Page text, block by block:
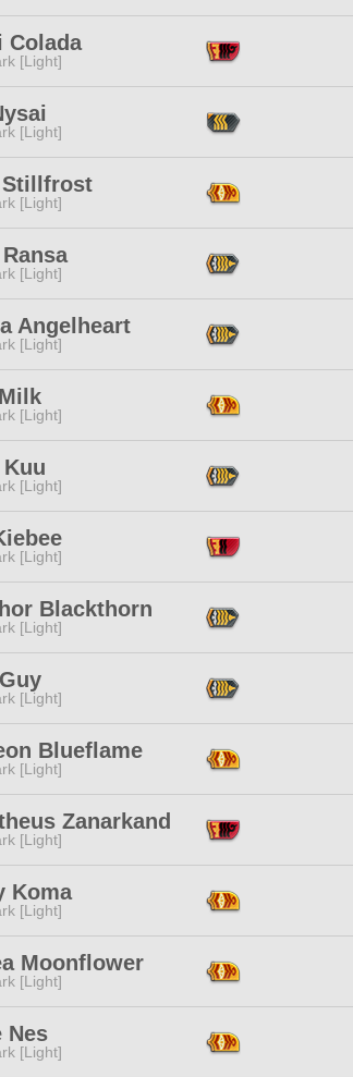
Colada
[Light]
[Light]
Stillfrost
[Light]
[Light]
Angelheart
[Light]
[Light]
[Light]
[Light]
Blackthorn
[Light]
[Light]
Blueflame
[Light]
Zanarkand
[Light]
Koma
[Light]
Moonflower
[Light]
Nes
[Light]